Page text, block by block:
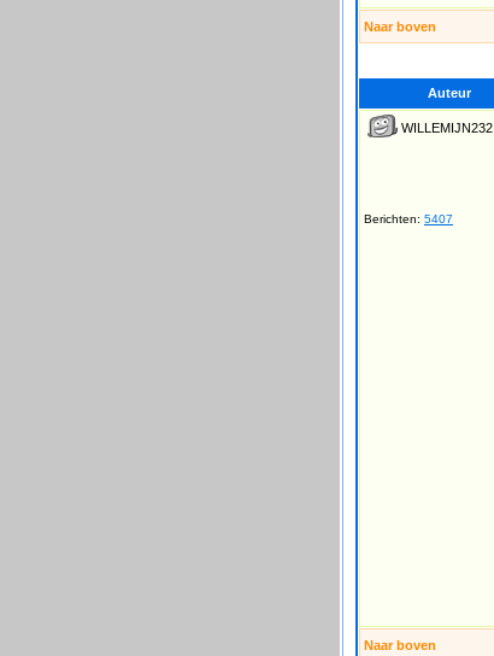
Naar boven
Auteur
WILLEMIJN232
Berichten: 5407
Naar boven